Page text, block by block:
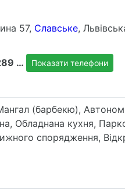
57, Славське,
+38 (097) 289 2965 Показати телефони
(барбекю),
Обладнана кухня,
спорядження,